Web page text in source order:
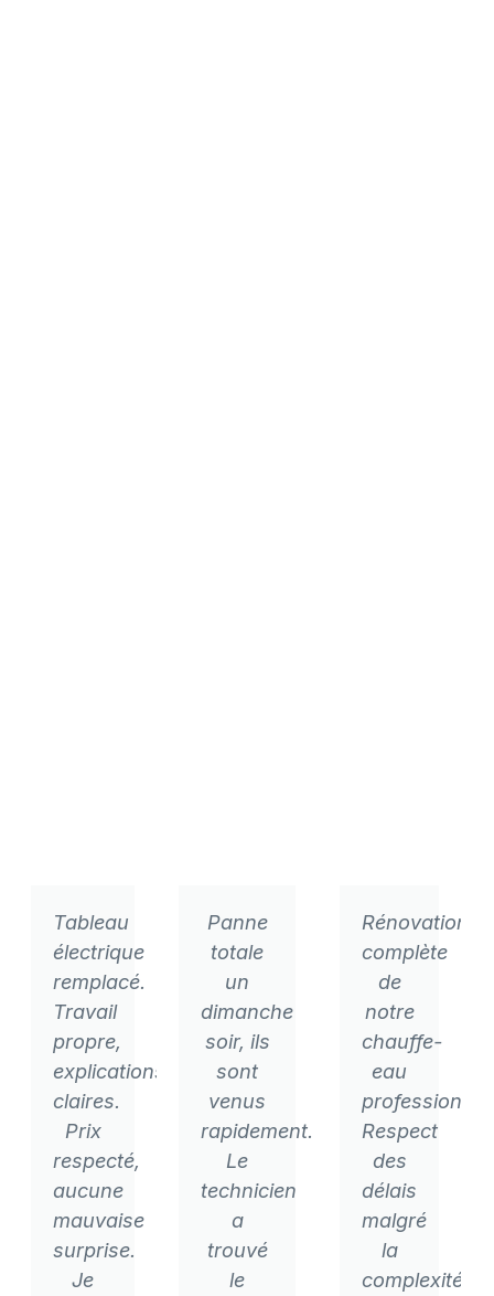
Tableau
électrique
remplacé.
Travail
propre,
explications
claires.
Prix
respecté,
aucune
mauvaise
surprise.
Je
Panne
totale
un
dimanche
soir, ils
sont
venus
rapidement.
Le
technicien
a
trouvé
le
Rénovation
complète
de
notre
chauffe-
eau
professionnel.
Respect
des
délais
malgré
la
complexité.